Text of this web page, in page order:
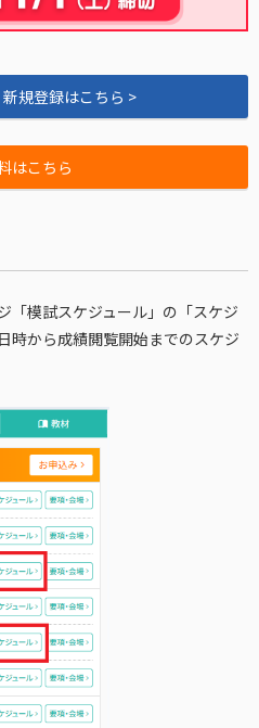
規登録はこちら >
はこちら
「模試スケジュール」の「スケジ
時から成績閲覧開始までのスケジ